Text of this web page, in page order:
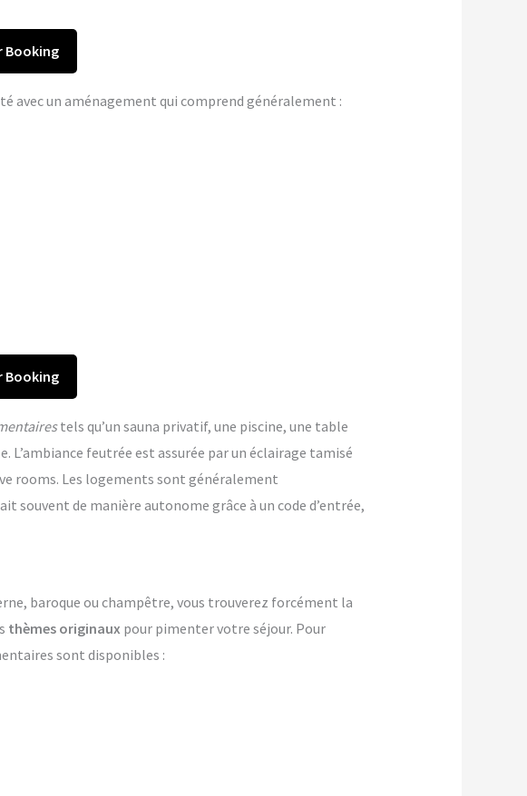
Booking
avec un aménagement qui comprend généralement :
Booking
tels qu’un sauna privatif, une piscine, une table
L’ambiance feutrée est assurée par un éclairage tamisé
rooms. Les logements sont généralement
souvent de manière autonome grâce à un code d’entrée,
baroque ou champêtre, vous trouverez forcément la
thèmes originaux pour pimenter votre séjour. Pour
sont disponibles :